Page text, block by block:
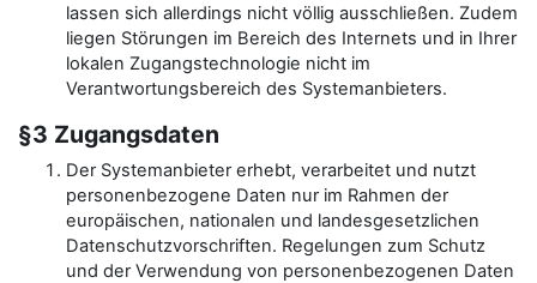
lassen sich allerdings nicht völlig ausschließen. Zudem
liegen Störungen im Bereich des Internets und in Ihrer
lokalen Zugangstechnologie nicht im
Verantwortungsbereich des Systemanbieters.
§3 Zugangsdaten
Der Systemanbieter erhebt, verarbeitet und nutzt
personenbezogene Daten nur im Rahmen der
europäischen, nationalen und landesgesetzlichen
Datenschutzvorschriften. Regelungen zum Schutz
und der Verwendung von personenbezogenen Daten